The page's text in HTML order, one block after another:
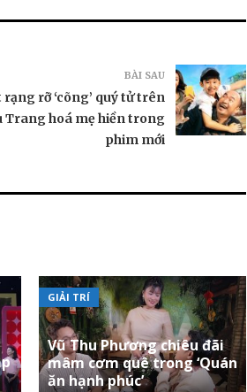
BÀI SAU
rỡ ‘cõng’ quý tử trên
Trang hoá mẹ hiền trong
phim mới
GIẢI TRÍ
Vũ Thu Phương chiêu đãi
mâm cơm quê trong ‘Quán
ăn hạnh phúc’